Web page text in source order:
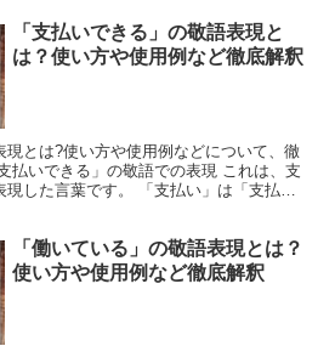
「支払いできる」の敬語表現と
は？使い方や使用例など徹底解釈
現とは?使い方や使用例などについて、徹
払いできる」の敬語での表現 これは、支
現した言葉です。 「支払い」は「支払
「働いている」の敬語表現とは？
使い方や使用例など徹底解釈